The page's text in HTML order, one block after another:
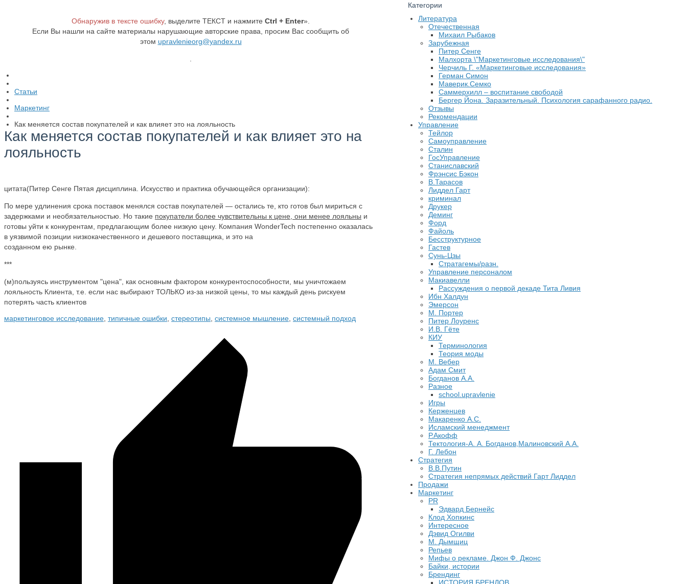
Обнаружив в тексте ошибку, выделите ТЕКСТ и нажмите Ctrl + Enter».
Если Вы нашли на сайте материалы нарушающие авторские права, просим Вас сообщить об
этом upravlenieorg@yandex.ru
Статьи
Маркетинг
Как меняется состав покупателей и как влияет это на лояльность
Как меняется состав покупателей и как влияет это на
лояльность
цитата(Питер Сенге Пятая дисциплина. Искусство и практика обучающейся организации):
По мере удлинения срока поставок менялся состав покупателей — остались те, кто готов был мириться с
задержками и необязательностью. Но такие покупатели более чувствительны к цене, они менее лояльны и
готовы уйти к конкурентам, предлагающим более низкую цену. Компания WonderTech постепенно оказалась
в уязвимой позиции низкокачественного и дешевого поставщика, и это на
созданном ею рынке.
***
(м)пользуясь инструментом "цена", как основным фактором конкурентоспособности, мы уничтожаем
лояльность Клиента, т.е. если нас выбирают ТОЛЬКО из-за низкой цены, то мы каждый день рискуем
потерять часть клиентов
маркетинговое исследование типичные ошибки стереотипы системное мышление системный подход
Категории
Литература
Отечественная
Михаил Рыбаков
Зарубежная
Питер Сенге
Малхорта \"Маркетинговые исследования\"
Черчиль Г. «Маркетинговые исследования»
Герман Симон
Маверик.Семко
Саммерхилл – воспитание свободой
Бергер Йона. Заразительный. Психология сарафанного радио.
Отзывы
Рекомендации
Управление
Тейлор
Самоуправление
Сталин
ГосУправление
Станиславский
Фрэнсис Бэкон
В.Тарасов
Лиддел Гарт
криминал
Друкер
Деминг
Форд
Файоль
Бесструктурное
Гастев
Сунь-Цзы
Стратагемы/разн.
Управление персоналом
Макиавелли
Рассуждения о первой декаде Тита Ливия
Ибн Халдун
Эмерсон
М. Портер
Питер Лоуренс
И.В. Гёте
КИУ
Терминология
Теория моды
М. Вебер
Адам Смит
Богданов А.А.
Разное
school.upravlenie
Игры
Керженцев
Макаренко А.С.
Исламский менеджмент
Р.Акофф
Тектология-А. А. Богданов,Малиновский А.А.
​Г. Лебон
Стратегия
В.В.Путин
​Стратегия непрямых действий Гарт Лиддел
Продажи
Маркетинг
PR
Эдвард Бернейс
Клод Хопкинс
Интересное
Дэвид Огилви
М. Дымщиц
Репьев
Мифы о рекламе. Джон Ф. Джонс
Байки, истории
Брендинг
ИСТОРИЯ БРЕНДОВ